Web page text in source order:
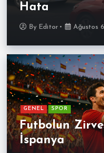
Hata
By Editor Ağustos
GENEL SPOR
Futbolun
İspanya